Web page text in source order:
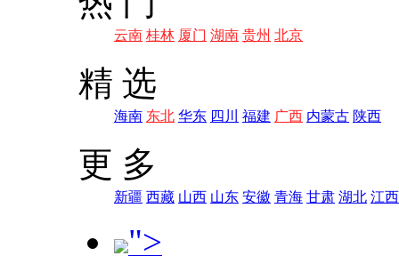
云南 桂林 厦门 湖南 贵州 北京
精 选
海南 东北 华东 四川 福建 广西 内蒙古 陕西
更 多
新疆 西藏 山西 山东 安徽 青海 甘肃 湖北 江西
">